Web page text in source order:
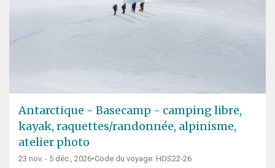
Antarctique - Basecamp - camping libre,
kayak, raquettes/randonnée, alpinisme,
atelier photo
23 nov. - 5 déc., 2026•Code du voyage: HDS22-26